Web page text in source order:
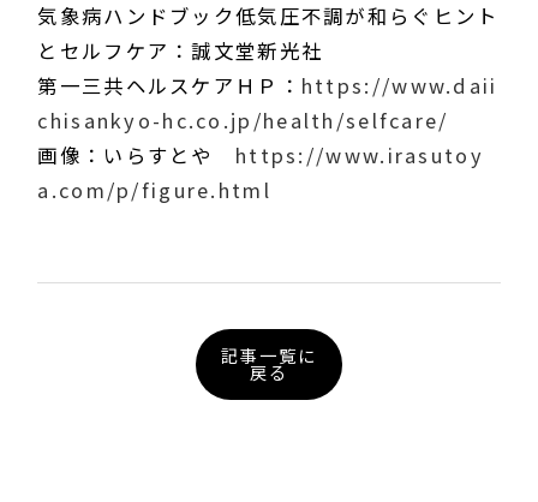
気象病ハンドブック低気圧不調が和らぐヒント
とセルフケア：誠文堂新光社
第一三共ヘルスケアＨＰ： https://www.daii
chisankyo-hc.co.jp/health/selfcare/
画像：いらすとや https://www.irasutoy
a.com/p/figure.html
記事一覧に
戻る